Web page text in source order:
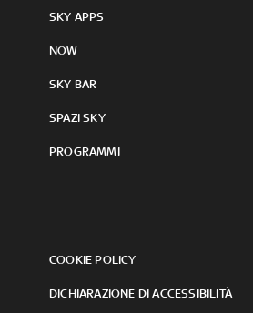
SKY APPS
NOW
SKY BAR
SPAZI SKY
PROGRAMMI
COOKIE POLICY
DICHIARAZIONE DI ACCESSIBILITÀ